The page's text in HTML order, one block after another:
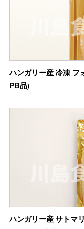
ハンガリー産 冷凍 フ
PB品)
ハンガリー産 サトマ